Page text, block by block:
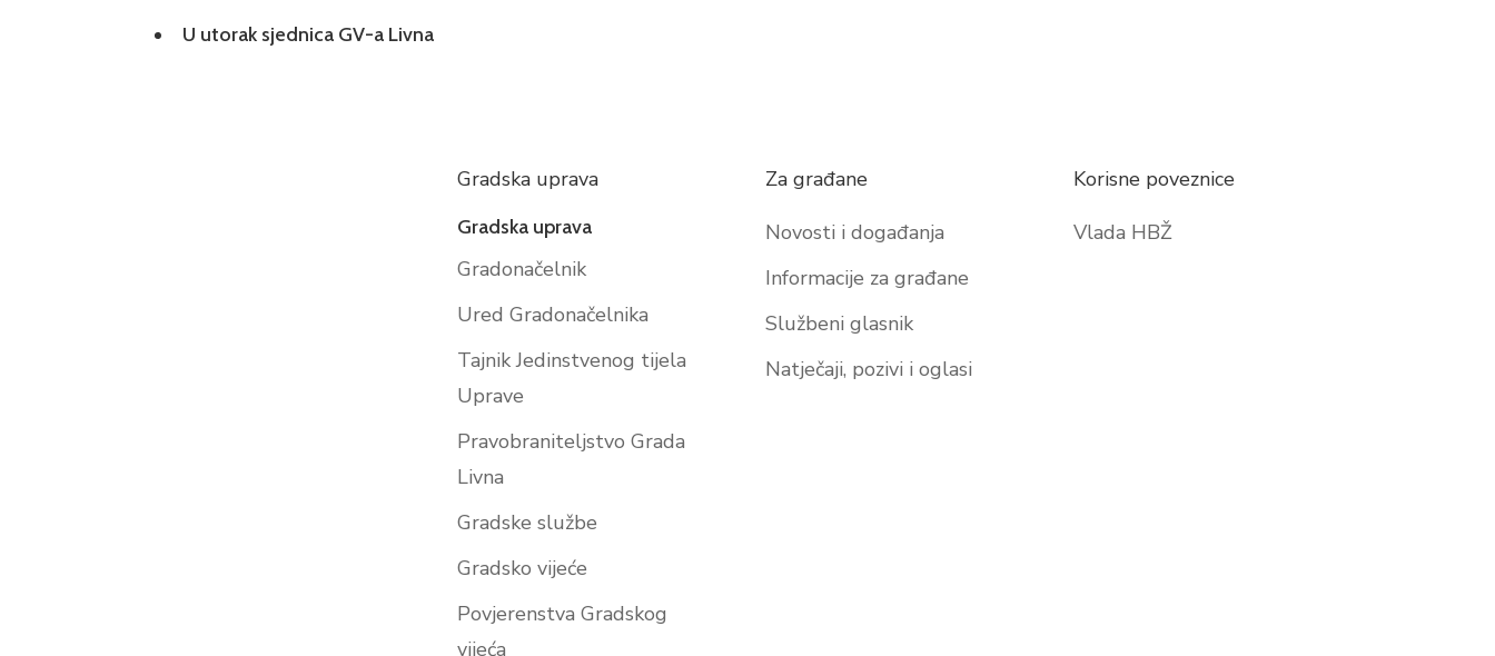
U utorak sjednica GV-a Livna
Gradska uprava
Gradska uprava
Gradonačelnik
Ured Gradonačelnika
Tajnik Jedinstvenog tijela
Uprave
Pravobraniteljstvo Grada
Livna
Gradske službe
Gradsko vijeće
Povjerenstva Gradskog
vijeća
Za građane
Novosti i događanja
Informacije za građane
Službeni glasnik
Natječaji, pozivi i oglasi
Korisne poveznice
Vlada HBŽ